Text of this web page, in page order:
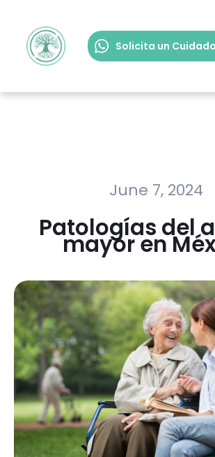
Solicita un
June 7, 2024
Patologías del
mayor en